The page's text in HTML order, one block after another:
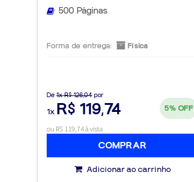
500 Páginas
Forma de entrega: Física
De 1x R$ 126,04 por
1x R$ 119,74 5% OFF
ou R$ 119,74 à vista
COMPRAR
Adicionar ao carrinho